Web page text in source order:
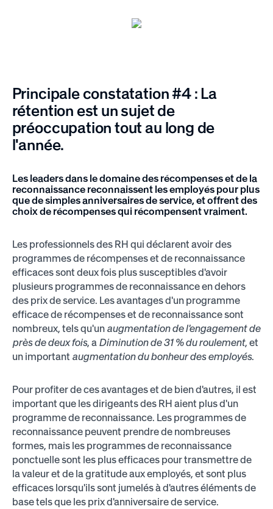
Principale constatation #4 : La
rétention est un sujet de
préoccupation tout au long de
l'année.
Les leaders dans le domaine des récompenses et de la
reconnaissance reconnaissent les employés pour plus
que de simples anniversaires de service, et offrent des
choix de récompenses qui récompensent vraiment.
Les professionnels des RH qui déclarent avoir des
programmes de récompenses et de reconnaissance
efficaces sont deux fois plus susceptibles d'avoir
plusieurs programmes de reconnaissance en dehors
des prix de service. Les avantages d'un programme
efficace de récompenses et de reconnaissance sont
nombreux, tels qu'un augmentation de l'engagement de
près de deux fois, a Diminution de 31 % du roulement, et
un important augmentation du bonheur des employés.
Pour profiter de ces avantages et de bien d'autres, il est
important que les dirigeants des RH aient plus d'un
programme de reconnaissance. Les programmes de
reconnaissance peuvent prendre de nombreuses
formes, mais les programmes de reconnaissance
ponctuelle sont les plus efficaces pour transmettre de
la valeur et de la gratitude aux employés, et sont plus
efficaces lorsqu'ils sont jumelés à d'autres éléments de
base tels que les prix d'anniversaire de service.